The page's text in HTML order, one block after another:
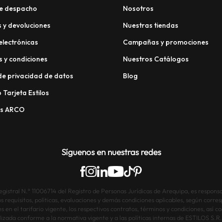
despacho
y devoluciones
y condiciones
privacidad de datos
Estilos
ARCO
Nosotros
Nuestras tiendas
Campañas y promociones
Nuestros Catálogos
Blog
Síguenos en nuestras redes
N.° 11006714 del Registro de Personas Jurídicas de Arequipa, es
políticas, evaluaciones y demás condiciones aplicables, según
en el tarifario vigente, los respectivos contratos, términos y condiciones, así
conforme a la normativa vigente y a las políticas internas de ESTILOS